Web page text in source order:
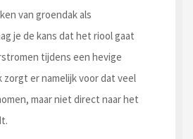
van groendak als
je de kans dat het riool gaat
tijdens een hevige
zorgt er namelijk voor dat veel
maar niet direct naar het